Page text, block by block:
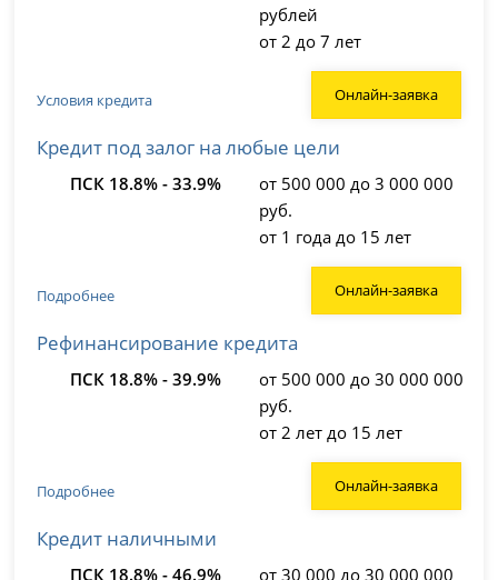
рублей
от 2 до 7 лет
Условия кредита Онлайн-заявка
Кредит под залог на любые цели
ПСК 18.8% - 33.9%
от 500 000 до 3 000 000
руб.
от 1 года до 15 лет
Подробнее Онлайн-заявка
Рефинансирование кредита
ПСК 18.8% - 39.9%
от 500 000 до 30 000 000
руб.
от 2 лет до 15 лет
Подробнее Онлайн-заявка
Кредит наличными
ПСК 18.8% - 46.9% от 30 000 до 30 000 000